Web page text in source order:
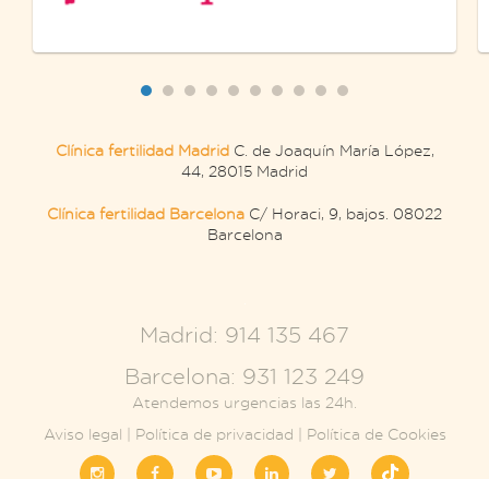
Clínica fertilidad MadridC. de Joaquín María López,
44, 28015 Madrid
Clínica fertilidad Barcelona C/ Horaci, 9, bajos. 08022
Barcelona
Madrid: 914 135 467
Barcelona: 931 123 249
Atendemos urgencias las 24h.
Aviso legal | Política de privacidad | Política de Cookies